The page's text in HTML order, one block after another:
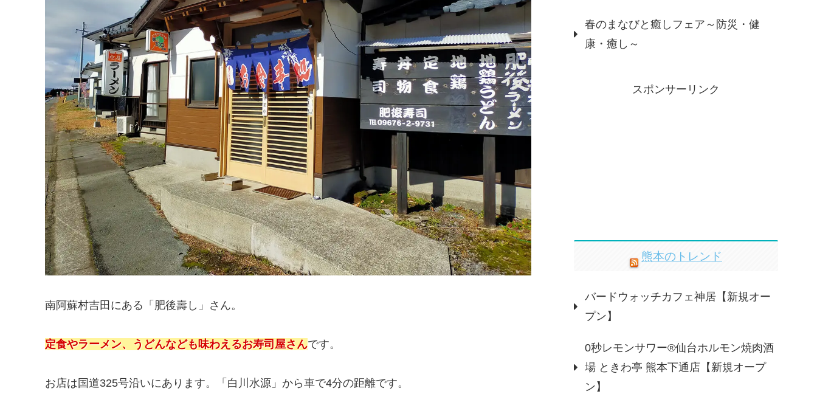
南阿蘇村吉田にある「肥後壽し」さん。
定食やラーメン、うどんなども味わえるお寿司屋さんです。
お店は国道325号沿いにあります。「白川水源」から車で4分の距離です。
春のまなびと癒しフェア～防災・健
康・癒し～
スポンサーリンク
熊本のトレンド
バードウォッチカフェ神居【新規オー
プン】
0秒レモンサワー®仙台ホルモン焼肉酒
場 ときわ亭 熊本下通店【新規オープ
ン】